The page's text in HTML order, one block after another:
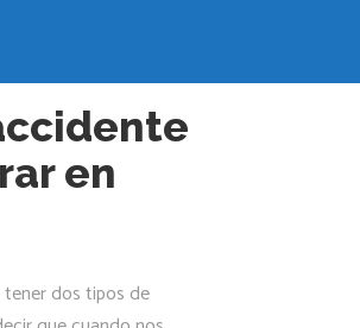
en
tener dos tipos de